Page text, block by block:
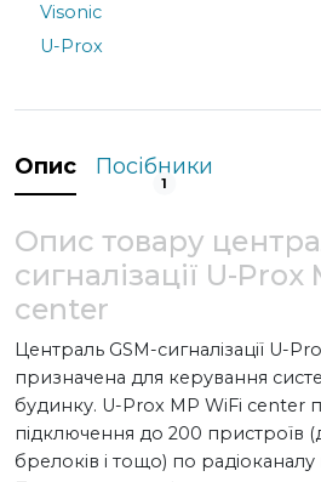
Visonic
U-Prox
Опис Посібники
1
Опис товару
сигналізації U-
center
Централь GSM-сигналізації U-
призначена для керування
будинку. U-Prox MP WiFi center
підключення до 200 пристроїв
брелоків і тощо) по радіоканалу